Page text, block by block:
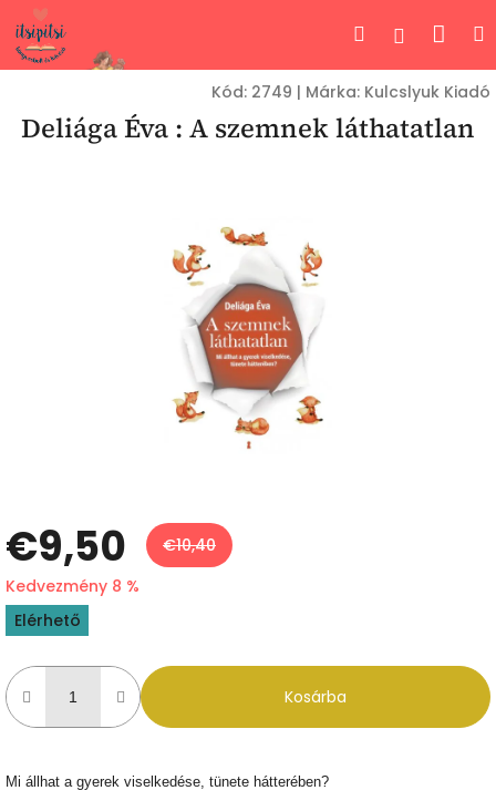
Ugrás
fő
tartalomhoz
Keresés
Kód: 2749 | Márka: Kulcslyuk Kiadó
Deliága Éva : A szemnek láthatatlan
€9,50
€10,40
Kedvezmény 8 %
Egységár:
Elérhető
Kosárba
Mi állhat a gyerek viselkedése, tünete hátterében?